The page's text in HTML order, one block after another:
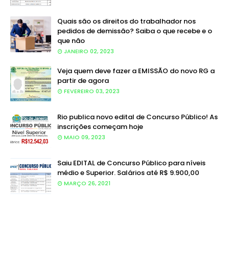
Quais são os direitos do trabalhador nos
pedidos de demissão? Saiba o que recebe e o
que não
JANEIRO 02, 2023
Veja quem deve fazer a EMISSÃO do novo RG a
partir de agora
FEVEREIRO 03, 2023
Rio publica novo edital de Concurso Público! As
inscrições começam hoje
MAIO 09, 2023
Saiu EDITAL de Concurso Público para níveis
médio e Superior. Salários até R$ 9.900,00
MARÇO 26, 2021